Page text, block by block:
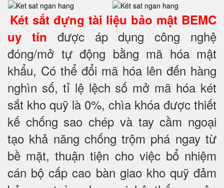
Két sắt đựng tài liệu bảo mật BEMC
uy tín được áp dụng công nghệ
đóng/mở tự động bằng mã hóa mật
khẩu, Có thể đổi mã hóa lên đến hàng
nghìn số, tỉ lệ lệch số mở mã hóa két
sắt kho quỹ là 0%, chìa khóa được thiết
kế chống sao chép và tay cầm ngoại
tạo khả năng chống trộm phá ngay từ
bề mặt, thuận tiện cho việc bổ nhiệm
cán bộ cấp cao bàn giao kho quỹ đảm